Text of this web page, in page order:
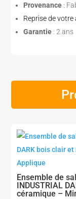
Provenance :
Reprise de votre
Garantie : 2 ans
Ensemble de
INDUSTRIAL
céramique –